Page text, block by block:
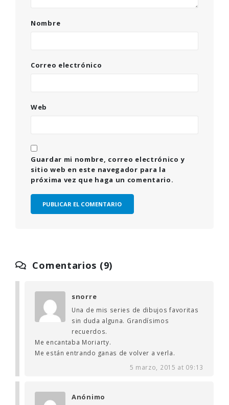
Nombre
Correo electrónico
Web
Guardar mi nombre, correo electrónico y
sitio web en este navegador para la
próxima vez que haga un comentario.
Comentarios (9)
snorre
Una de mis series de dibujos favoritas
sin duda alguna. Grandísimos
recuerdos.
Me encantaba Moriarty.
Me están entrando ganas de volver a verla.
5 marzo, 2015 at 09:13
Anónimo